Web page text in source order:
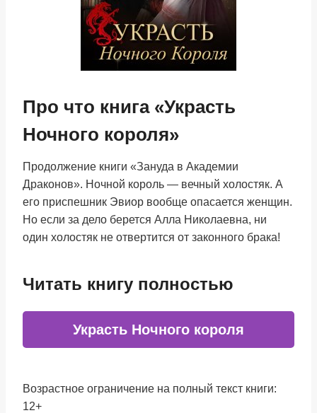
Про что книга «Украсть
Ночного короля»
Продолжение книги «Зануда в Академии
Драконов». Ночной король — вечный холостяк. А
его приспешник Эвиор вообще опасается женщин.
Но если за дело берется Алла Николаевна, ни
один холостяк не отвертится от законного брака!
Читать книгу полностью
Украсть Ночного короля
Возрастное ограничение на полный текст книги:
12+